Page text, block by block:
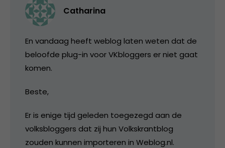
Catharina
En vandaag heeft weblog laten weten dat de
beloofde plug-in voor VKbloggers er niet gaat
komen.
Beste,
Er is enige tijd geleden toegezegd aan de
volksbloggers dat zij hun Volkskrantblog
zouden kunnen importeren in Weblog.nl.